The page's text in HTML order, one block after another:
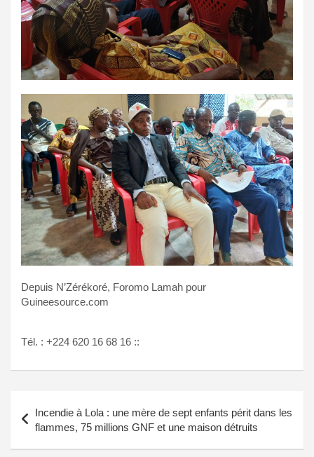
Depuis N’Zérékoré, Foromo Lamah pour
Guineesource.com
Tél. : +224 620 16 68 16 ::
de
l’article
Incendie à Lola : une mère de sept enfants périt dans les
flammes, 75 millions GNF et une maison détruits